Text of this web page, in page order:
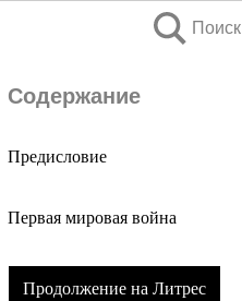
Поиск
Содержание
Предисловие
Первая мировая война
Продолжение на Литрес